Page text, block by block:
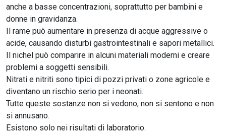
anche a basse concentrazioni, soprattutto per bambini e
donne in gravidanza.
Il rame può aumentare in presenza di acque aggressive o
acide, causando disturbi gastrointestinali e sapori metallici.
Il nichel può comparire in alcuni materiali moderni e creare
problemi a soggetti sensibili.
Nitrati e nitriti sono tipici di pozzi privati o zone agricole e
diventano un rischio serio per i neonati.
Tutte queste sostanze non si vedono, non si sentono e non
si annusano.
Esistono solo nei risultati di laboratorio.